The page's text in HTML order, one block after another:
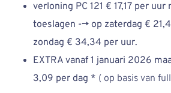
verloning PC 121 € 17,17 per
toeslagen --> op zaterdag €
zondag € 34,34 per uur.
EXTRA vanaf 1 januari 2026
3,09 per dag * ( op basis van